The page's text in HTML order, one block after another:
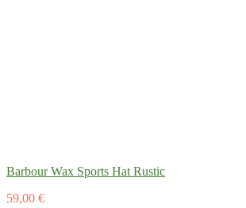
Barbour Wax Sports Hat Rustic
59,00 €